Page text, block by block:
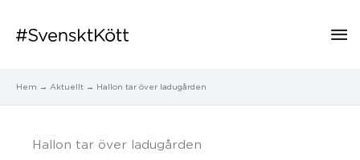
Hem Aktuellt Hallon tar över ladugården
Hallon tar över ladugården